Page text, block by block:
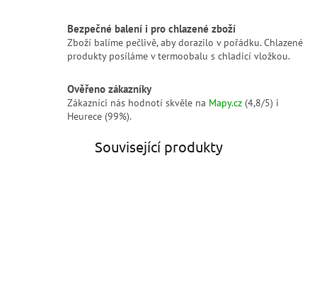
Bezpečné balení i pro chlazené zboží
Zboží balíme pečlivě, aby dorazilo v pořádku. Chlazené
produkty posíláme v termoobalu s chladicí vložkou.
Ověřeno zákazníky
Zákazníci nás hodnotí skvěle na Mapy.cz (4,8/5) i
Heurece (99%).
Související produkty